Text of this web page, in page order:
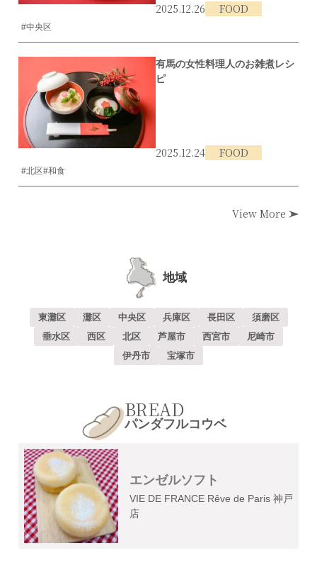
2025.12.26 FOOD
#中央区
有馬の女性料理人のお雑煮レシ
ピ
2025.12.24 FOOD
#北区#和食
View More
地域
東灘区 灘区 中央区 兵庫区 長田区
須磨区
垂水区
西区 北区 芦屋市 西宮市
尼崎市
伊丹市
宝塚市
BREAD
パンダフルコウベ
エンゼルソフト
VIE DE FRANCE Rêve de Paris 神戸
店